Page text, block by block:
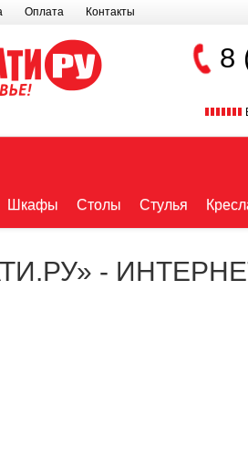
Оплата Контакты
8
Шкафы Столы Стулья
-